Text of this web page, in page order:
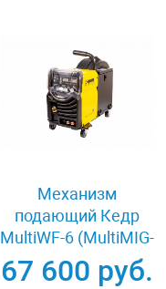
Механизм
подающий Кедр
MultiWF-6 (MultiMIG-
3500/5000S) 8009127
67 600 руб.